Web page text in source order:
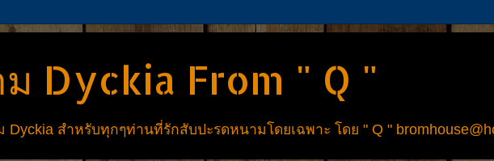
Dyckia From " Q "
สำหรับทุกๆท่านที่รักสับปะรดหนามโดยเฉพาะ โดย " Q "